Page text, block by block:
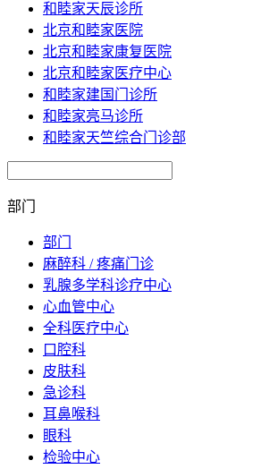
和睦家天辰诊所
北京和睦家医院
北京和睦家康复医院
北京和睦家医疗中心
和睦家建国门诊所
和睦家亮马诊所
和睦家天竺综合门诊部
部门
部门
麻醉科 / 疼痛门诊
乳腺多学科诊疗中心
心血管中心
全科医疗中心
口腔科
皮肤科
急诊科
耳鼻喉科
眼科
检验中心